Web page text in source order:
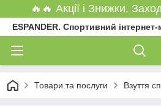
🔥🔥 Акції і Знижки.
ESPANDER. Спортивний інтернет-
Товари та послуги Взуття